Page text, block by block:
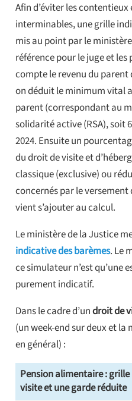
Afin d’éviter les contentieux
interminables, une grille
mis au point par le
référence pour le juge et
compte le revenu du parent
on déduit le minimum vital
parent (correspondant au
solidarité active (RSA), soit
2024. Ensuite un
du droit de visite et
classique (exclusive) ou
concernés par le
vient s’ajouter au calcul.
Le ministère de la Justice
indicative des barèmes. Le
ce simulateur n’est qu’une
purement indicatif.
Dans le cadre d’undroit de
(un week-end sur deux et
en général) :
Pension alimentaire :
visite et une garde réduite